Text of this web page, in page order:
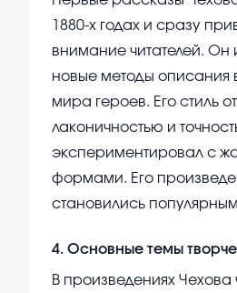
1880-х годах и сразу
внимание читателей. Он
новые методы описания
мира героев. Его стиль
лаконичностью и
экспериментировал с
формами. Его
становились
4. Основные темы
В произведениях Чехова